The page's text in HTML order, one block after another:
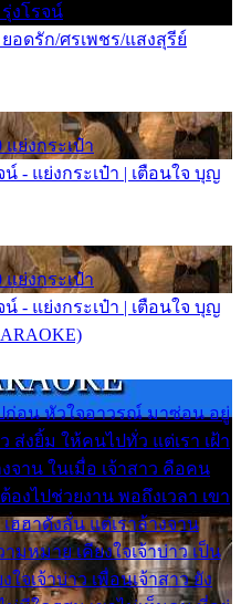
รุ่งโรจน์
อดรัก/ศรเพชร/แสงสุรีย์
แย่งกระเป๋า
- แย่งกระเป๋า | เตือนใจ บุญ
แย่งกระเป๋า
- แย่งกระเป๋า | เตือนใจ บุญ
ก่อน หัวใจอาวรณ์ มาซ่อน อยู่
ส่งยิ้ม ให้คนไปทั่ว แต่เรา เฝ้า
จาน ในเมื่อ เจ้าสาว คือคน
งไปช่วยงาน พอถึงเวลา เขา
ฮฮาดังลั่น แต่เราล้างจาน
มหมาย เคียงใจเจ้าบ่าว เป็น
จเจ้าบ่าว เพื่อนเจ้าสาว ยัง